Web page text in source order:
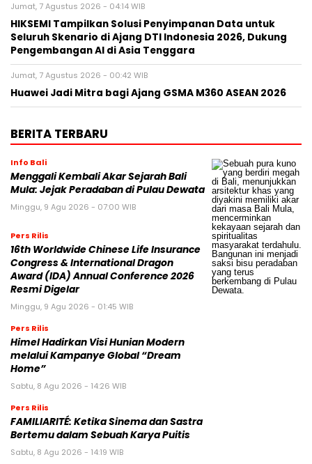
Jumat, 7 Agustus 2026 - 04:14 WIB
HIKSEMI Tampilkan Solusi Penyimpanan Data untuk
Seluruh Skenario di Ajang DTI Indonesia 2026, Dukung
Pengembangan AI di Asia Tenggara
Jumat, 7 Agustus 2026 - 00:42 WIB
Huawei Jadi Mitra bagi Ajang GSMA M360 ASEAN 2026
BERITA TERBARU
Info Bali
Menggali Kembali Akar Sejarah Bali
Mula: Jejak Peradaban di Pulau Dewata
Minggu, 9 Agu 2026 - 07:00 WIB
Pers Rilis
16th Worldwide Chinese Life Insurance
Congress & International Dragon
Award (IDA) Annual Conference 2026
Resmi Digelar
Minggu, 9 Agu 2026 - 01:45 WIB
Pers Rilis
Himel Hadirkan Visi Hunian Modern
melalui Kampanye Global “Dream
Home”
Sabtu, 8 Agu 2026 - 14:26 WIB
Pers Rilis
FAMILIARITÉ: Ketika Sinema dan Sastra
Bertemu dalam Sebuah Karya Puitis
Sabtu, 8 Agu 2026 - 14:19 WIB